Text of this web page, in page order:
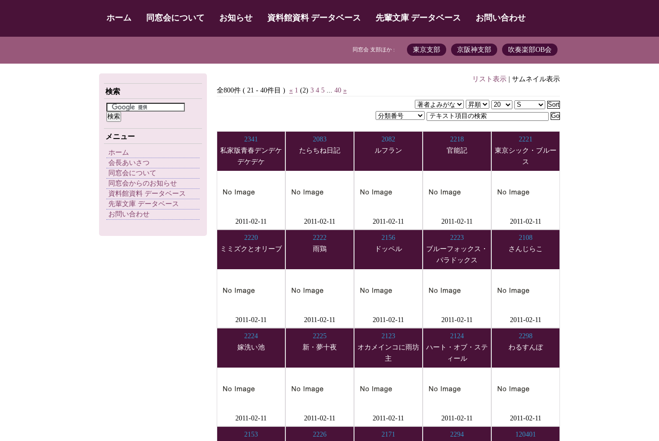
ホーム 同窓会について お知らせ 資料館資料 データベース 先輩文庫 データベース お問い合わせ
同窓会 支部ほか : 東京支部 京阪神支部 吹奏楽部OB会
検索
メニュー
ホーム
会長あいさつ
同窓会について
同窓会からのお知らせ
資料館資料 データベース
先輩文庫 データベース
お問い合わせ
リスト表示 | サムネイル表示
全800件 ( 21 - 40件目 ) « 1 (2) 3 4 5 ... 40 »
2341
私家版青春デンデケ
デケデケ
2011-02-11
2083
たらちね日記
2011-02-11
2082
ルフラン
2011-02-11
2218
官能記
2011-02-11
2221
東京シック・ブルー
ス
2011-02-11
2220
ミミズクとオリーブ
2011-02-11
2222
雨鶏
2011-02-11
2156
ドッペル
2011-02-11
2223
ブルーフォックス・
パラドックス
2011-02-11
2108
さんじらこ
2011-02-11
2224
嫁洗い池
2011-02-11
2225
新・夢十夜
2011-02-11
2123
オカメインコに雨坊
主
2011-02-11
2124
ハート・オブ・ステ
ィール
2011-02-11
2298
わるすんぼ
2011-02-11
2153
2226
2171
2294
120401